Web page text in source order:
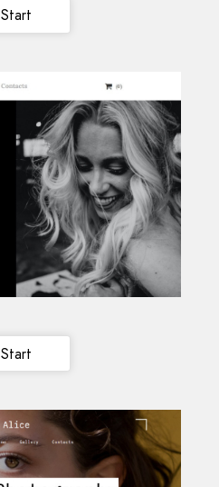
Start
Start